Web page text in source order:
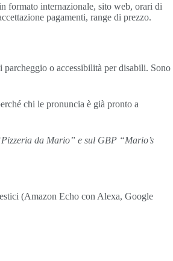
formato internazionale, sito web, orari di
pagamenti, range di prezzo.
o accessibilità per disabili. Sono
chi le pronuncia è già pronto a
da Mario” e sul GBP “Mario’s
(Amazon Echo con Alexa, Google